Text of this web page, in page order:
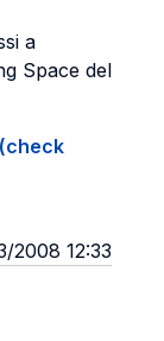
a
Space del
2008 12:33